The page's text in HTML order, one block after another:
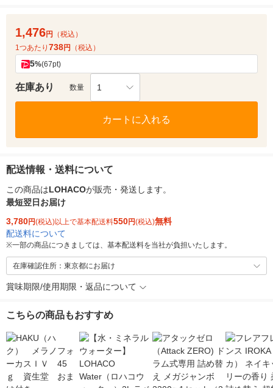
1,476円
（税込）
1つあたり 738円 （税込）
5%(67pt)
在庫あり 数量 1
カートに入れる
配送情報・送料について
この商品はLOHACOが販売・発送します。
最短翌日お届け
3,780円(税込)以上で基本配送料550円(税込)無料
配送料について
※一部の商品につきましては、基本配送料を当社が負担いたします。
在庫確認住所：東京都にお届け
賞味期限/使用期限・返品について
こちらの商品もおすすめ